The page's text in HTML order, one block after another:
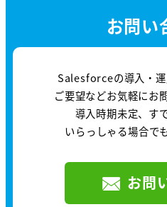
お問い
Salesforceの導入・運
ご要望などお気軽にお
導入時期未定、す
いらっしゃる場合で
お問